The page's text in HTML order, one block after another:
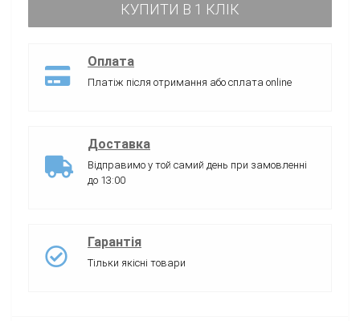
КУПИТИ В 1 КЛІК
Оплата
Платіж після отримання або сплата online
Доставка
Відправимо у той самий день при замовленні
до 13:00
Гарантія
Тільки якісні товари